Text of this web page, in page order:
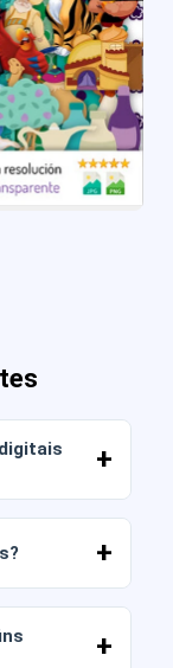
o seu e-
arquivos